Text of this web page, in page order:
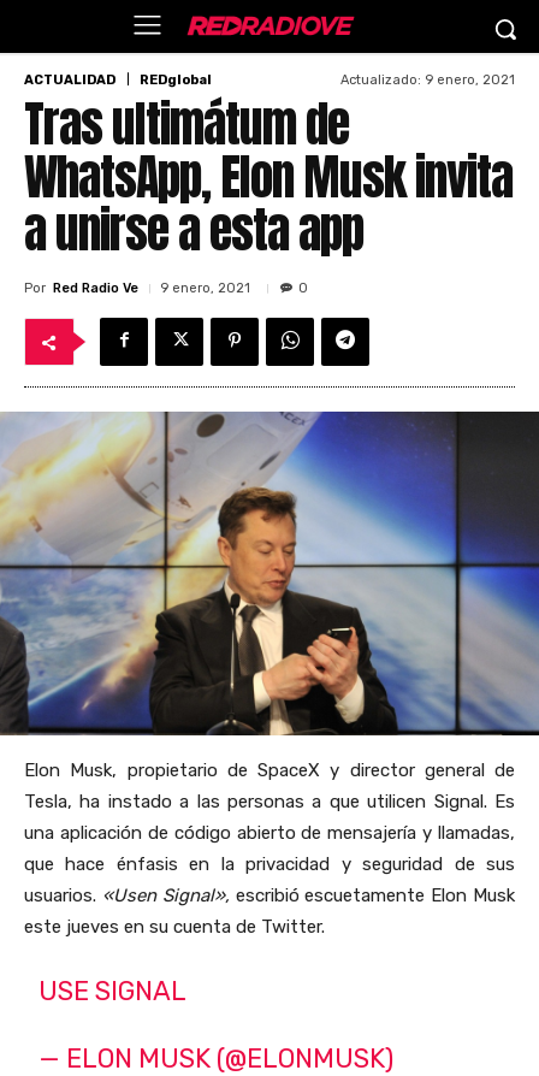
ACTUALIDAD REDglobal Actualizado: 9 enero, 2021
Tras ultimátum de
WhatsApp, Elon Musk invita
a unirse a esta app
Por Red Radio Ve 9 enero, 2021 0
Elon Musk, propietario de SpaceX y director general de
Tesla, ha instado a las personas a que utilicen Signal. Es
una aplicación de código abierto de mensajería y llamadas,
que hace énfasis en la privacidad y seguridad de sus
usuarios. «Usen Signal», escribió escuetamente Elon Musk
este jueves en su cuenta de Twitter.
USE SIGNAL
— ELON MUSK (@ELONMUSK)